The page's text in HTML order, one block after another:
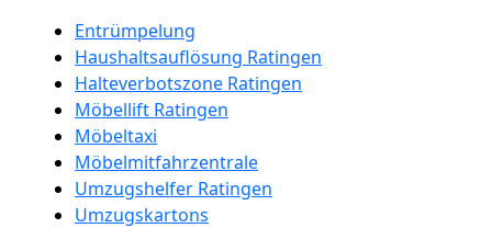
Entrümpelung
Haushaltsauflösung Ratingen
Halteverbotszone Ratingen
Möbellift Ratingen
Möbeltaxi
Möbelmitfahrzentrale
Umzugshelfer Ratingen
Umzugskartons